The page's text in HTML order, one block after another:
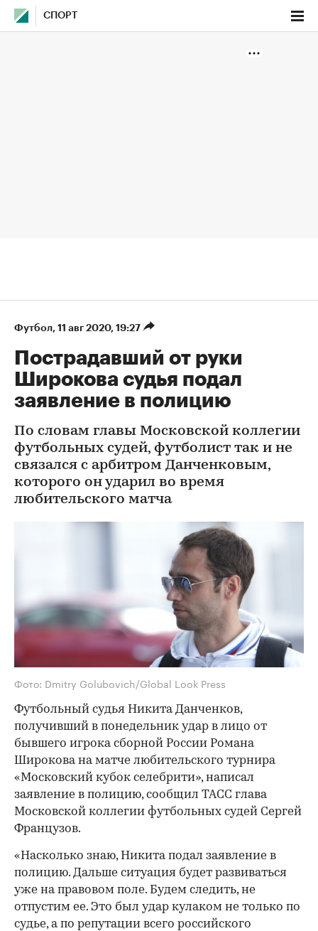
СПОРТ
Футбол⁠, 11 авг 2020, 19:27
Пострадавший от руки
Широкова судья подал
заявление в полицию
По словам главы Московской коллегии
футбольных судей, футболист так и не
связался с арбитром Данченковым,
которого он ударил во время
любительского матча
Фото: Dmitry Golubovich/Global Look Press
Футбольный судья Никита Данченков,
получивший в понедельник удар в лицо от
бывшего игрока сборной России Романа
Широкова на матче любительского турнира
«Московский кубок селебрити», написал
заявление в полицию, сообщил ТАСС глава
Московской коллегии футбольных судей Сергей
Французов.
«Насколько знаю, Никита подал заявление в
полицию. Дальше ситуация будет развиваться
уже на правовом поле. Будем следить, не
отпустим ее. Это был удар кулаком не только по
судье, а по репутации всего российского